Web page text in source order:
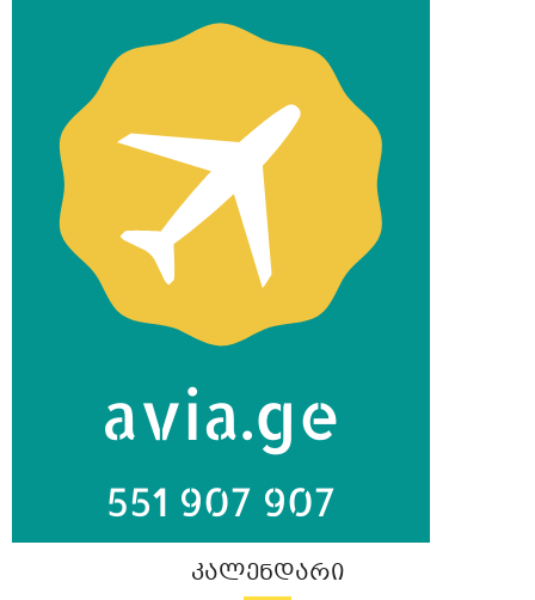
ᲙᲐᲚᲔᲜᲓᲐᲠᲘ